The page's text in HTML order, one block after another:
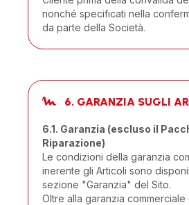
nonché specificati nella
da parte della Società.
6. GARANZIA SUGLI
6.1. Garanzia (escluso il
Riparazione)
Le condizioni della garanzia
inerente gli Articoli sono
sezione "Garanzia" del Sito.
Oltre alla garanzia commerciale